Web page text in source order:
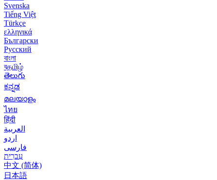
Svenska
Tiếng Việt
Türkçe
ελληνικά
Български
Русский
বাংলা
বதமிழ்
తెలుగు
ಕನ್ನಡ
മലയാളം
ไทย
हिंदी
العربية
اردو
فارسی
עִברִית
中文 (简体)
日本語